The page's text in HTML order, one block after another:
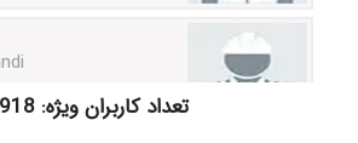
تعداد کاربران ویژه: 2918